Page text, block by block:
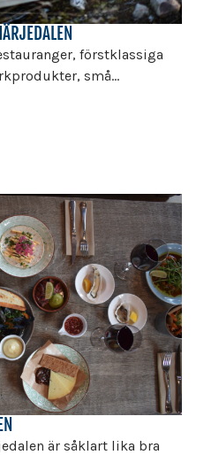
förstklassiga
små...
är såklart lika bra